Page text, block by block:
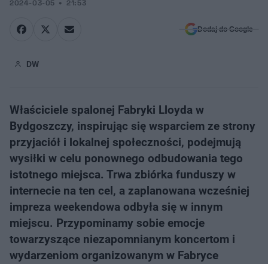
2024-03-05 21:53
Dodaj do Google
DW
Właściciele spalonej Fabryki Lloyda w
Bydgoszczy, inspirując się wsparciem ze strony
przyjaciół i lokalnej społeczności, podejmują
wysiłki w celu ponownego odbudowania tego
istotnego miejsca. Trwa zbiórka funduszy w
internecie na ten cel, a zaplanowana wcześniej
impreza weekendowa odbyła się w innym
miejscu. Przypominamy sobie emocje
towarzyszące niezapomnianym koncertom i
wydarzeniom organizowanym w Fabryce